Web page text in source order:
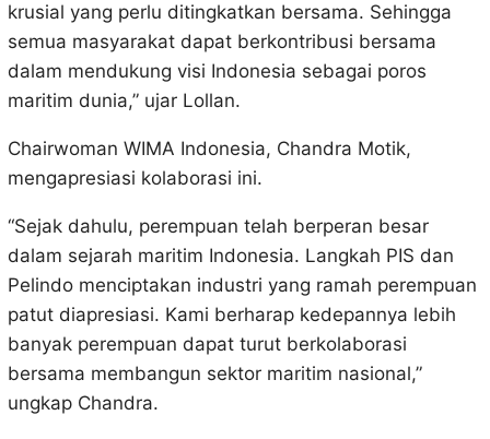
krusial yang perlu ditingkatkan bersama. Sehingga
semua masyarakat dapat berkontribusi bersama
dalam mendukung visi Indonesia sebagai poros
maritim dunia,” ujar Lollan.
Chairwoman WIMA Indonesia, Chandra Motik,
mengapresiasi kolaborasi ini.
“Sejak dahulu, perempuan telah berperan besar
dalam sejarah maritim Indonesia. Langkah PIS dan
Pelindo menciptakan industri yang ramah perempuan
patut diapresiasi. Kami berharap kedepannya lebih
banyak perempuan dapat turut berkolaborasi
bersama membangun sektor maritim nasional,”
ungkap Chandra.